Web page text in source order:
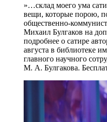
»…склад моего ума
вещи, которые порою,
общественно-
Михаил Булгаков на
подробнее о сатире
августа в библиотеке
главного научного
М. А. Булгакова.